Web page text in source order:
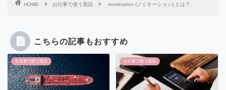
HOME お仕事で使う英語 nomination (ノミネーション) とは？
こちらの記事もおすすめ
お仕事で使う英語 お仕事で使う英語